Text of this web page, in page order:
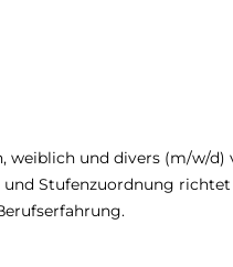
weiblich und divers (m/w/
Stufenzuordnung